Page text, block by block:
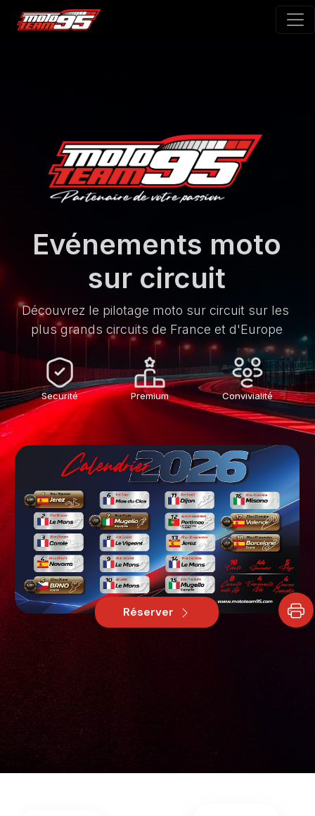
Evénements moto
sur circuit
Découvrez le pilotage moto sur circuit sur les
plus grands circuits de France et d'Europe
Securité Premium Convivialité
Réserver